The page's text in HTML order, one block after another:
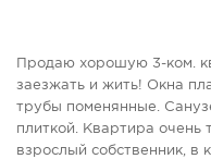
Продаю хорошую 3-ком.
заезжать и жить! Окна
трубы поменянные.
плиткой. Квартира очень
взрослый собственник, в